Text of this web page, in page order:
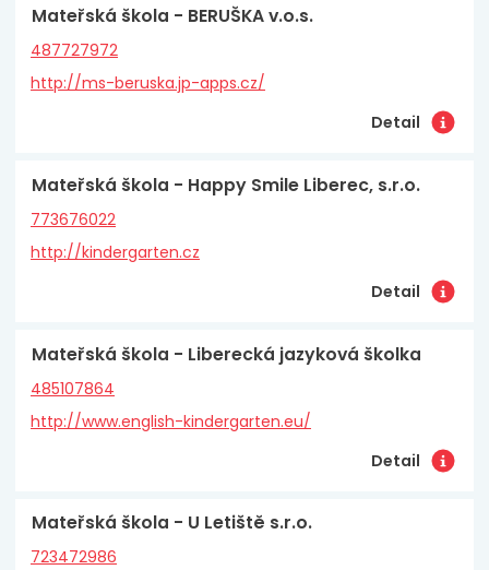
Mateřská škola - BERUŠKA v.o.s.
487727972
http://ms-beruska.jp-apps.cz/
Detail
Mateřská škola - Happy Smile Liberec, s.r.o.
773676022
http://kindergarten.cz
Detail
Mateřská škola - Liberecká jazyková školka
485107864
http://www.english-kindergarten.eu/
Detail
Mateřská škola - U Letiště s.r.o.
723472986